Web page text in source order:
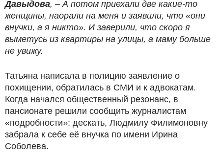
Давыдова, – А потом приехали две какие-то
женщины, наорали на меня и заявили, что «они
внучки, а я никто». И заверили, что скоро я
выметусь из квартиры на улицы, а маму больше
не увижу.
Татьяна написала в полицию заявление о
похищении, обратилась в СМИ и к адвокатам.
Когда начался общественный резонанс, в
пансионате решили сообщить журналистам
«подробности»: дескать, Людмилу Филимоновну
забрала к себе её внучка по имени Ирина
Соболева.